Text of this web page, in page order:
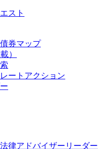
スト
券マップ
）
ートアクション
律アドバイザーリーダー